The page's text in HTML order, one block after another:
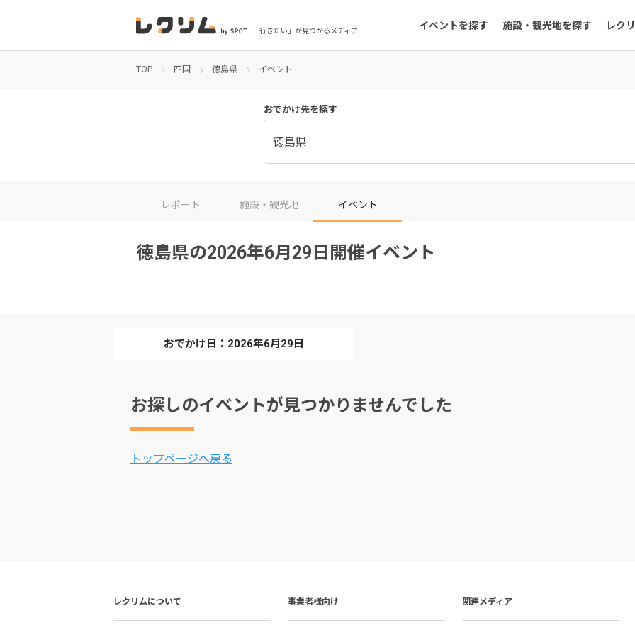
「行きたい」が見つかるメディア イベントを探す 施設・観光地を探す レク
TOP 四国 徳島県 イベント
おでかけ先を探す
徳島県
レポート 施設・観光地 イベント
徳島県の2026年6月29日開催イベント
おでかけ日：2026年6月29日
お探しのイベントが見つかりませんでした
トップページへ戻る
レクリムについて 事業者様向け 関連メディア